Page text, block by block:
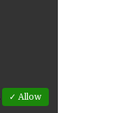
✓ Allow